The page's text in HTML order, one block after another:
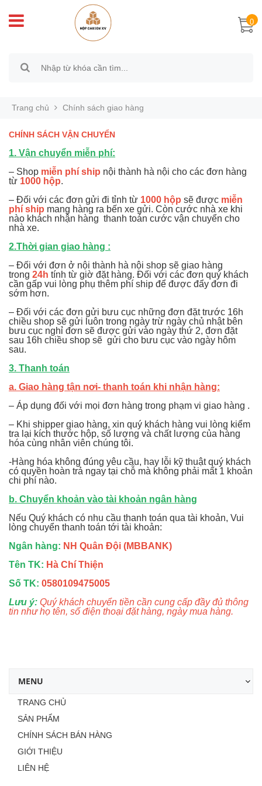
0
Trang chủ Chính sách giao hàng
CHÍNH SÁCH VẬN CHUYỂN
1. Vận chuyển miễn phí:
– Shop miễn phí ship nội thành hà nội cho các đơn hàng
từ 1000 hộp.
– Đối với các đơn gửi đi tỉnh từ 1000 hộp sẽ được miễn
phí ship mang hàng ra bến xe gửi. Còn cước nhà xe khi
nào khách nhận hàng thanh toán cước vận chuyển cho
nhà xe.
2.Thời gian giao hàng :
– Đối với đơn ở nội thành hà nội shop sẽ giao hàng
trong 24h tính từ giờ đặt hàng. Đối với các đơn quý khách
cần gấp vui lòng phụ thêm phí ship để được đẩy đơn đi
sớm hơn.
– Đối với các đơn gửi bưu cục những đơn đặt trước 16h
chiều shop sẽ gửi luôn trong ngày trừ ngày chủ nhật bên
bưu cục nghỉ đơn sẽ được gửi vào ngày thứ 2, đơn đặt
sau 16h chiều shop sẽ gửi cho bưu cục vào ngày hôm
sau.
3. Thanh toán
a. Giao hàng tận nơi- thanh toán khi nhận hàng:
– Áp dụng đối với mọi đơn hàng trong phạm vi giao hàng .
– Khi shipper giao hàng, xin quý khách hàng vui lòng kiểm
tra lại kích thước hộp, số lượng và chất lượng của hàng
hóa cùng nhân viên chúng tôi.
-Hàng hóa không đúng yêu cầu, hay lỗi kỹ thuật quý khách
có quyền hoàn trả ngay tại chỗ mà không phải mất 1 khoản
chi phí nào.
b. Chuyển khoản vào tài khoản ngân hàng
Nếu Quý khách có nhu cầu thanh toán qua tài khoản, Vui
lòng chuyển thanh toán tới tài khoản:
Ngân hàng: NH Quân Đội (MBBANK)
Tên TK: Hà Chí Thiện
Số TK: 0580109475005
Lưu ý: Quý khách chuyển tiền cần cung cấp đầy đủ thông
tin như họ tên, số điện thoại đặt hàng, ngày mua hàng.
MENU
TRANG CHỦ
SẢN PHẨM
CHÍNH SÁCH BÁN HÀNG
GIỚI THIỆU
LIÊN HỆ